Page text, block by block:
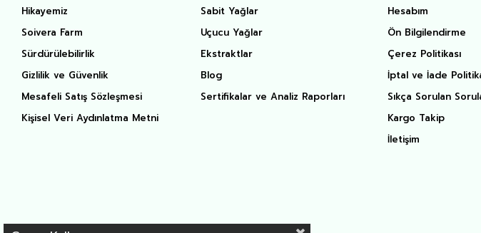
Hikayemiz
Soivera Farm
Sürdürülebilirlik
Gizlilik ve Güvenlik
Mesafeli Satış Sözleşmesi
Kişisel Veri Aydınlatma Metni
Sabit Yağlar
Uçucu Yağlar
Ekstraktlar
Blog
Sertifikalar ve Analiz Raporları
Hesabım
Ön Bilgilendirme
Çerez Politikası
İptal ve İade
Sıkça Sorulan
Kargo Takip
İletişim